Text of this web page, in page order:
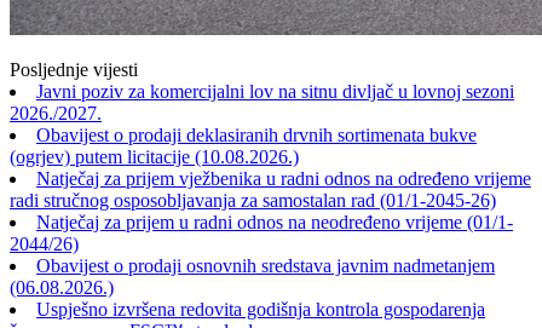
Posljednje vijesti
Javni poziv za komercijalni lov na sitnu divljač u lovnoj sezoni
2026./2027.
Obavijest o prodaji deklasiranih drvnih sortimenata bukve
(ogrjev) putem licitacije (10.08.2026.)
Natječaj za prijem vježbenika u radni odnos na određeno vrijeme
radi stručnog osposobljavanja za samostalan rad (01/1-2045-26)
Natječaj za prijem u radni odnos na neodređeno vrijeme (01/1-
2044/26)
Obavijest o prodaji osnovnih sredstava javnim nadmetanjem
(06.08.2026.)
Uspješno izvršena redovita godišnja kontrola gospodarenja